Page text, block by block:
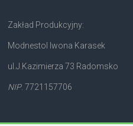
Zakład Produkcyjny:
Modnestol Iwona Karasek
ul.J.Kazimierza 73 Radomsko
NIP. 7721157706